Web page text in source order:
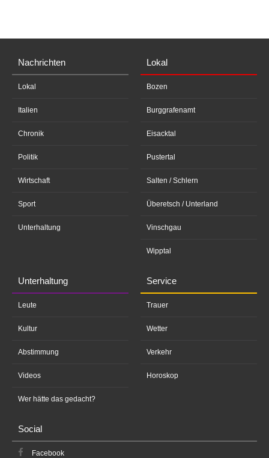
Nachrichten
Lokal
Italien
Chronik
Politik
Wirtschaft
Sport
Unterhaltung
Lokal
Bozen
Burggrafenamt
Eisacktal
Pustertal
Salten / Schlern
Überetsch / Unterland
Vinschgau
Wipptal
Unterhaltung
Leute
Kultur
Abstimmung
Videos
Wer hätte das gedacht?
Service
Trauer
Wetter
Verkehr
Horoskop
Social
Facebook